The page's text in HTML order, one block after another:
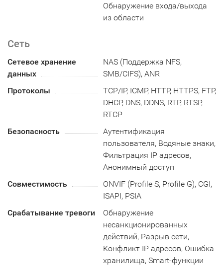
Обнаружение входа/выхода
из области
Сеть
Сетевое хранение
данных
NAS (Поддержка NFS,
SMB/CIFS), ANR
Протоколы
TCP/IP, ICMP, HTTP, HTTPS, FTP,
DHCP, DNS, DDNS, RTP, RTSP,
RTCP
Безопасность
Аутентификация
пользователя, Водяные знаки,
Фильтрация IP адресов,
Анонимный доступ
Совместимость
ONVIF (Profile S, Profile G), CGI,
ISAPI, PSIA
Срабатывание тревоги
Обнаружение
несанкционированных
действий, Разрыв сети,
Конфликт IP адресов, Ошибка
хранилища, Smart-функции